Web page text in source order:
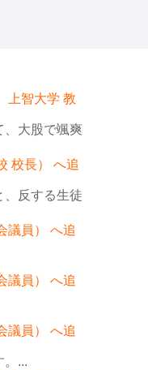
上智大学 教
、大股で颯爽
校長） へ追
、反する生徒
議員） へ追
議員） へ追
議員） へ追
。...